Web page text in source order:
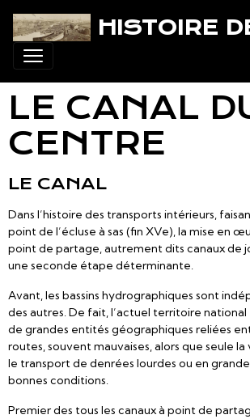
HISTOIRE
LE CANAL
CENTRE
LE CANAL
Dans l’histoire des transports intérieurs,
point de l’écluse à sas (fin XVe), la mise en
point de partage, autrement dits canaux de
une seconde étape déterminante.
Avant, les bassins hydrographiques sont
des autres. De fait, l’actuel territoire
de grandes entités géographiques reliées
routes, souvent mauvaises, alors que seule
le transport de denrées lourdes ou en
bonnes conditions.
Premier des tous les canaux à point de